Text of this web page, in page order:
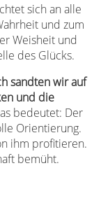
sich an alle
und zum
Weisheit und
des Glücks.
sandten wir auf
und die
bedeutet: Der
Orientierung.
ihm profitieren.
bemüht.